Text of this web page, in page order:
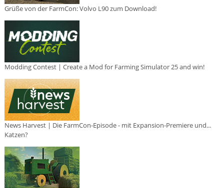
Grüße von der FarmCon: Volvo L90 zum Download!
Modding Contest | Create a Mod for Farming Simulator 25 and win!
News Harvest | Die FarmCon-Episode - mit Expansion-Premiere und...
Katzen?